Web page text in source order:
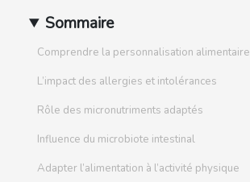
Sommaire
Comprendre la personnalisation alimentaire
L’impact des allergies et intolérances
Rôle des micronutriments adaptés
Influence du microbiote intestinal
Adapter l’alimentation à l’activité physique